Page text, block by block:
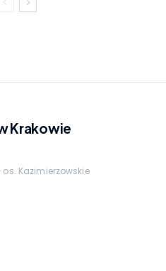
Krakowie
os. Kazimierzowskie